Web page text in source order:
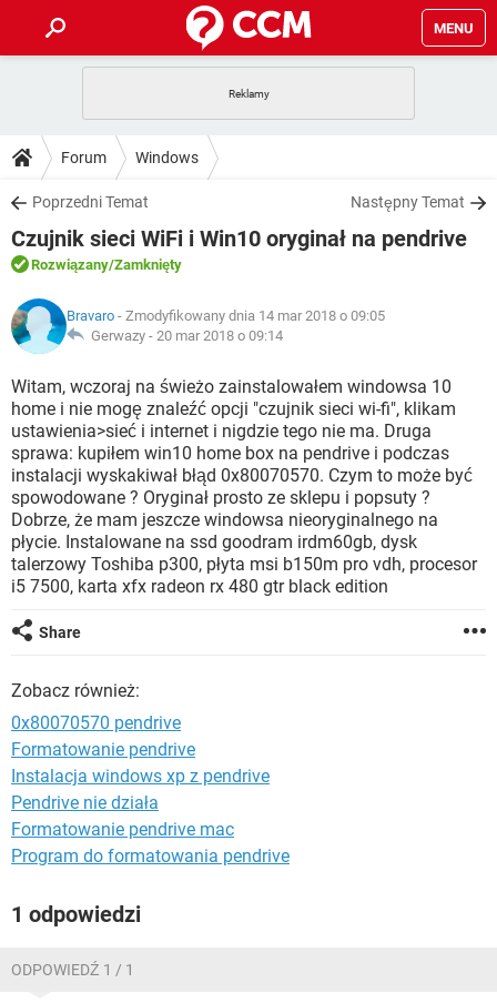
MENU
GRY
SPOTIFY
INSTAGRAM FACEBOOK
WINDOWS 10
PORADY
PlayStation
SPOTIFY
INSTAGRAM
WINDOWS 10
DO POBRANIA
ANDROID TIKTOK
GRY
IOS NETFLIX
INSTAGRAM
WINDOWS 10
FORUM
COVID-19
GRY WHATSAPP
INSTAGRAM FACEBOOK
WINDOWS 10
ARTYKUŁY
COVID-19
GRY WHATSAPP
SPOTIFY NETFLIX
INSTAGRAM FACEBOOK
WINDOWS 10
Forum Windows
Poprzedni Temat Następny Temat
Czujnik sieci WiFi i Win10 oryginał na pendrive
Rozwiązany/Zamknięty
Bravaro - Zmodyfikowany dnia 14 mar 2018 o 09:05
Gerwazy - 20 mar 2018 o 09:14
Witam, wczoraj na świeżo zainstalowałem windowsa 10
home i nie mogę znaleźć opcji "czujnik sieci wi-fi", klikam
ustawienia>sieć i internet i nigdzie tego nie ma. Druga
sprawa: kupiłem win10 home box na pendrive i podczas
instalacji wyskakiwał błąd 0x80070570. Czym to może być
spowodowane ? Oryginał prosto ze sklepu i popsuty ?
Dobrze, że mam jeszcze windowsa nieoryginalnego na
płycie. Instalowane na ssd goodram irdm60gb, dysk
talerzowy Toshiba p300, płyta msi b150m pro vdh, procesor
i5 7500, karta xfx radeon rx 480 gtr black edition
Share
Zobacz również:
0x80070570 pendrive
Formatowanie pendrive
Instalacja windows xp z pendrive
Pendrive nie działa
Formatowanie pendrive mac
Program do formatowania pendrive
1 odpowiedzi
ODPOWIEDŹ 1 / 1